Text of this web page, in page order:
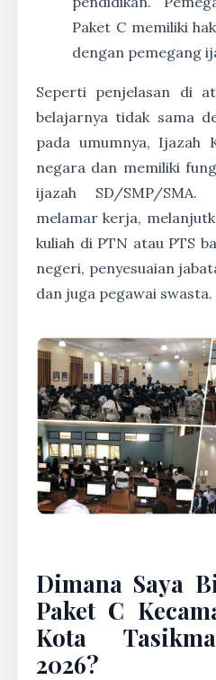
Paket C memiliki
dengan pemegang
Seperti penjelasan di
belajarnya tidak sama
pada umumnya, Ijazah
negara dan memiliki
ijazah SD/SMP/
melamar kerja,
kuliah di PTN atau PTS
negeri, penyesuaian
dan juga pegawai swasta.
Dimana Saya
Paket C
Kota
2026?